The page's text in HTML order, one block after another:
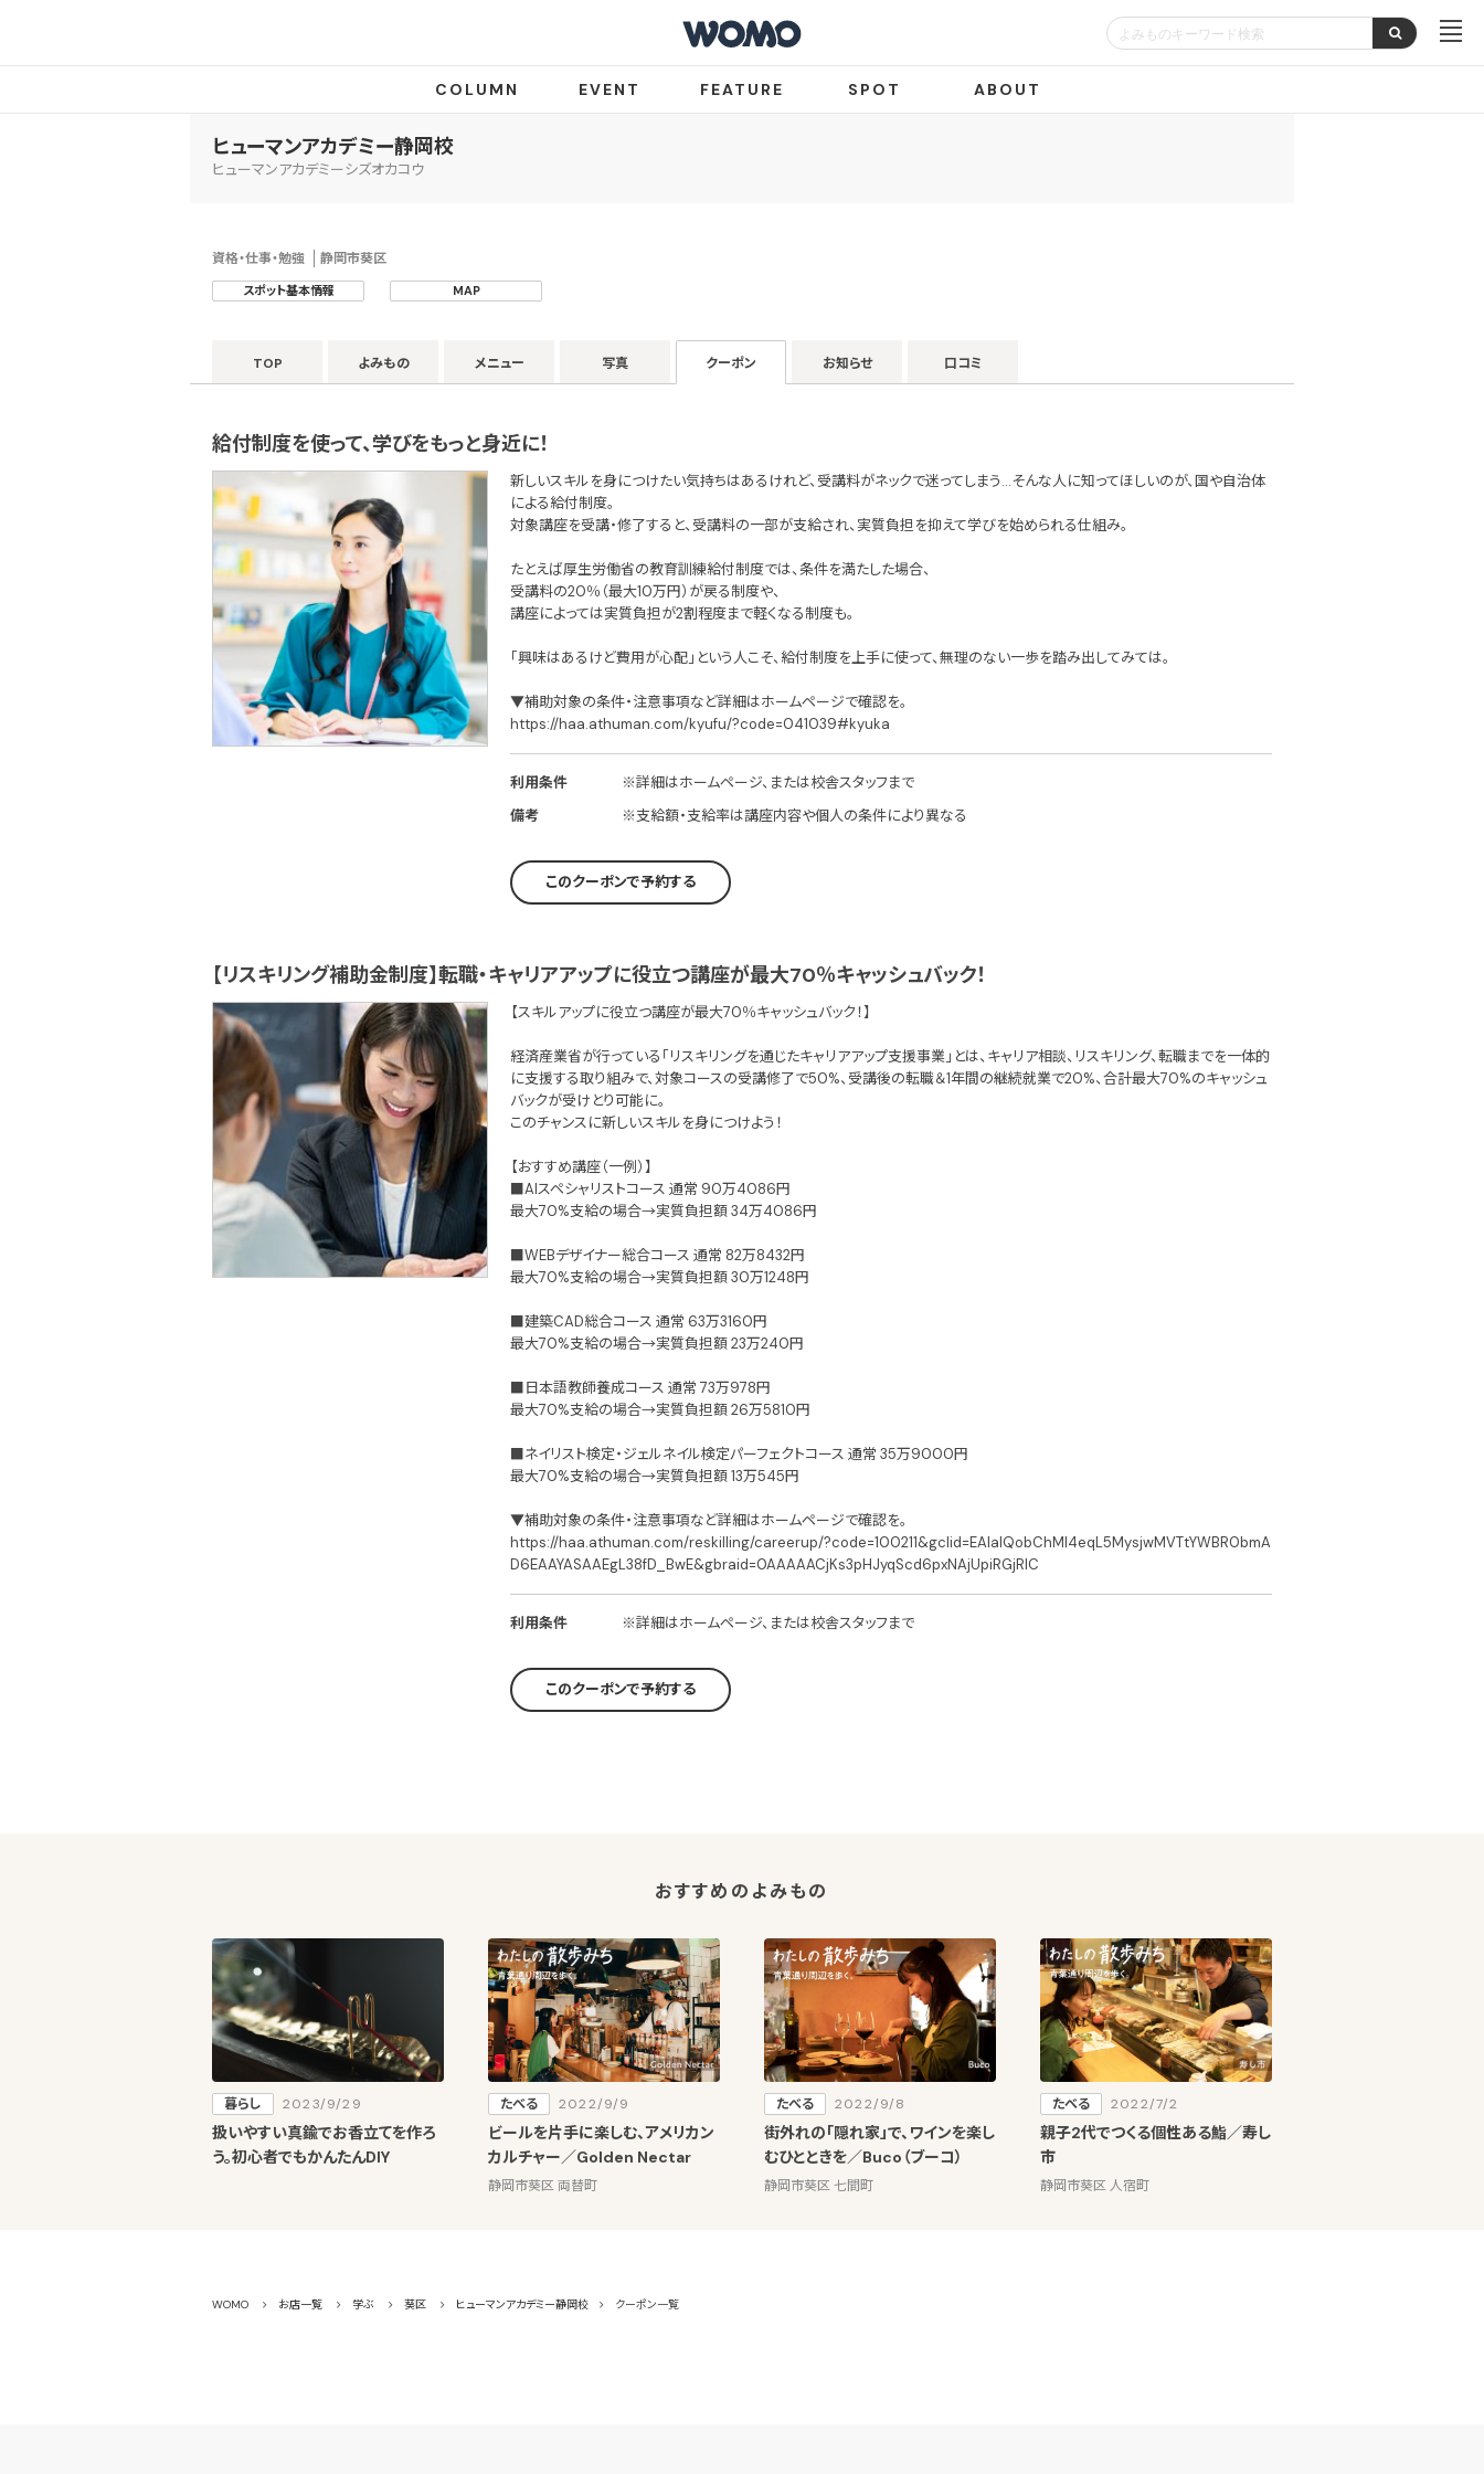
COLUMN EVENT FEATURE SPOT ABOUT
ヒューマンアカデミー静岡校
ヒューマンアカデミーシズオカコウ
資格・仕事・勉強 静岡市葵区
スポット基本情報 MAP
TOP よみもの メニュー 写真 クーポン お知らせ 口コミ
給付制度を使って、学びをもっと身近に！
新しいスキルを身につけたい気持ちはあるけれど、受講料がネックで迷ってしまう…そんな人に知ってほしいのが、国や自治体
による給付制度。
対象講座を受講・修了すると、受講料の一部が支給され、実質負担を抑えて学びを始められる仕組み。
たとえば厚生労働省の教育訓練給付制度では、条件を満たした場合、
受講料の20％（最大10万円）が戻る制度や、
講座によっては実質負担が2割程度まで軽くなる制度も。
「興味はあるけど費用が心配」という人こそ、給付制度を上手に使って、無理のない一歩を踏み出してみては。
▼補助対象の条件・注意事項など詳細はホームページで確認を。
https://haa.athuman.com/kyufu/?code=041039#kyuka
利用条件
※詳細はホームページ、または校舎スタッフまで
備考
※支給額・支給率は講座内容や個人の条件により異なる
このクーポンで予約する
【リスキリング補助金制度】転職・キャリアアップに役立つ講座が最大70％キャッシュバック！
【スキルアップに役立つ講座が最大70％キャッシュバック！】
経済産業省が行っている「リスキリングを通じたキャリアアップ支援事業」とは、キャリア相談、リスキリング、転職までを一体的
に支援する取り組みで、対象コースの受講修了で50%、受講後の転職＆1年間の継続就業で20%、合計最大70%のキャッシュ
バックが受けとり可能に。
このチャンスに新しいスキルを身につけよう！
【おすすめ講座（一例）】
■AIスペシャリストコース 通常 90万4086円
最大70%支給の場合→実質負担額 34万4086円
■WEBデザイナー総合コース 通常 82万8432円
最大70%支給の場合→実質負担額 30万1248円
■建築CAD総合コース 通常 63万3160円
最大70%支給の場合→実質負担額 23万240円
■日本語教師養成コース 通常 73万978円
最大70%支給の場合→実質負担額 26万5810円
■ネイリスト検定・ジェルネイル検定パーフェクトコース 通常 35万9000円
最大70%支給の場合→実質負担額 13万545円
▼補助対象の条件・注意事項など詳細はホームページで確認を。
https://haa.athuman.com/reskilling/careerup/?code=100211&gclid=EAIaIQobChMI4eqL5MysjwMVTtYWBR0bmA
D6EAAYASAAEgL38fD_BwE&gbraid=0AAAAACjKs3pHJyqScd6pxNAjUpiRGjRlC
利用条件 ※詳細はホームページ、または校舎スタッフまで
このクーポンで予約する
おすすめのよみもの
暮らし 2023/9/29
扱いやすい真鍮でお香立てを作ろ
う。初心者でもかんたんDIY
たべる 2022/9/9
ビールを片手に楽しむ、アメリカン
カルチャー／Golden Nectar
静岡市葵区 両替町
たべる 2022/9/8
街外れの「隠れ家」で、ワインを楽し
むひとときを／Buco（ブーコ）
静岡市葵区 七間町
たべる 2022/7/2
親子2代でつくる個性ある鮨／寿し
市
静岡市葵区 人宿町
WOMO お店一覧 学ぶ 葵区 ヒューマンアカデミー静岡校 クーポン一覧